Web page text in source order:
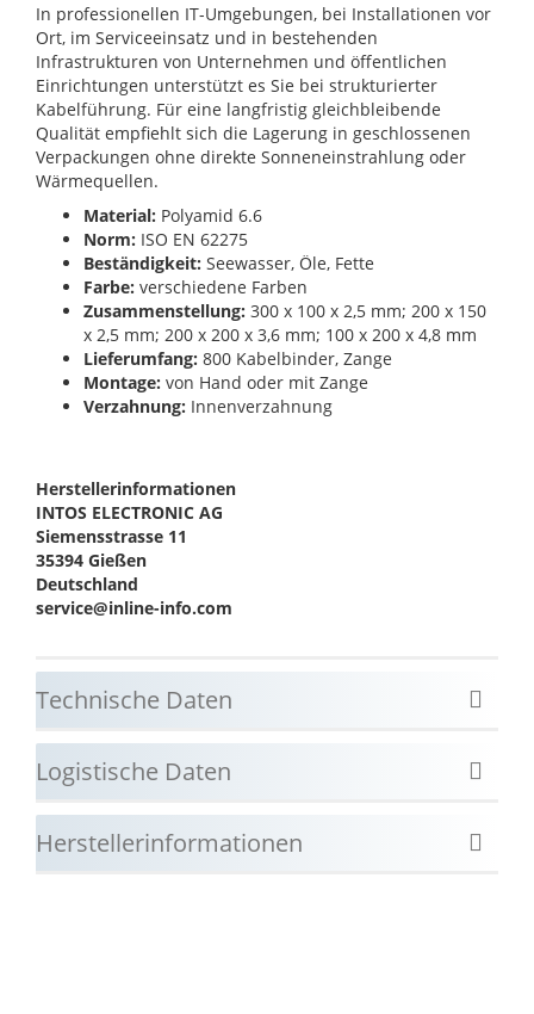
In professionellen IT-Umgebungen, bei Installationen vor
Ort, im Serviceeinsatz und in bestehenden
Infrastrukturen von Unternehmen und öffentlichen
Einrichtungen unterstützt es Sie bei strukturierter
Kabelführung. Für eine langfristig gleichbleibende
Qualität empfiehlt sich die Lagerung in geschlossenen
Verpackungen ohne direkte Sonneneinstrahlung oder
Wärmequellen.
Material: Polyamid 6.6
Norm: ISO EN 62275
Beständigkeit: Seewasser, Öle, Fette
Farbe: verschiedene Farben
Zusammenstellung: 300 x 100 x 2,5 mm; 200 x 150
x 2,5 mm; 200 x 200 x 3,6 mm; 100 x 200 x 4,8 mm
Lieferumfang: 800 Kabelbinder, Zange
Montage: von Hand oder mit Zange
Verzahnung: Innenverzahnung
Herstellerinformationen
INTOS ELECTRONIC AG
Siemensstrasse 11
35394 Gießen
Deutschland
service@inline-info.com
Technische Daten
Logistische Daten
Herstellerinformationen